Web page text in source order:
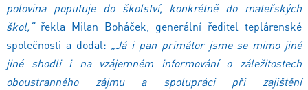
polovina poputuje do školství, konkrétně do mateřských
škol,“řekla Milan Boháček, generální ředitel teplárenské
společnosti a dodal: „Já i pan primátor jsme se mimo jiné
jiné shodli i na vzájemném informování o záležitostech
oboustranného zájmu a spolupráci při zajištění